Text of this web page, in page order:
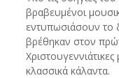
βραβευμένοι
εντυπωσιάσουν το
βρέθηκαν στον
κλασσικά κάλαντα.